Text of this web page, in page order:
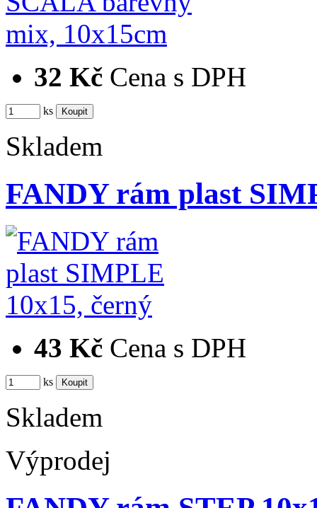
32 Kč Cena s DPH
ks
Skladem
FANDY rám plast
43 Kč Cena s DPH
ks
Skladem
Výprodej